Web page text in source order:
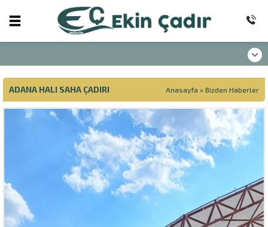
ADANA HALI SAHA ÇADIRI Anasayfa » Bizden Haberler